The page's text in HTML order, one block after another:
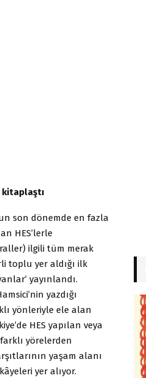
kitaplaştı
son dönemde en fazla
HES’lerle
ilgili tüm merak
toplu yer aldığı ilk
yayınlandı.
yazdığı
yönleriyle ele alan
HES yapılan veya
yörelerden
yaşam alanı
yer alıyor.